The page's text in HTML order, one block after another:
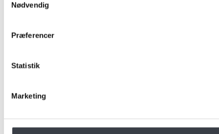
Nødvendig
Præferencer
Statistik
Marketing
Bardolino Eg
Hvid
Antracit Grå